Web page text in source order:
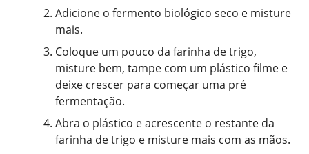
Adicione o fermento biológico seco e misture
mais.
Coloque um pouco da farinha de trigo,
misture bem, tampe com um plástico filme e
deixe crescer para começar uma pré
fermentação.
Abra o plástico e acrescente o restante da
farinha de trigo e misture mais com as mãos.